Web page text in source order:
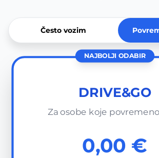
Često vozim
NAJBOLJI ODABIR
DRIVE&GO
Za osobe koje
0,00 €